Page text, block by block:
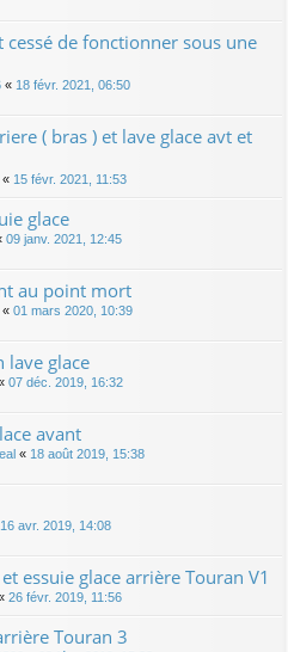
cessé de fonctionner sous une
« 18 févr. 2021, 06:50
( bras ) et lave glace avt et
« 15 févr. 2021, 11:53
glace
09 janv. 2021, 12:45
au point mort
« 01 mars 2020, 10:39
lave glace
07 déc. 2019, 16:32
avant
« 18 août 2019, 15:38
16 avr. 2019, 14:08
essuie glace arrière Touran V1
26 févr. 2019, 11:56
Touran 3